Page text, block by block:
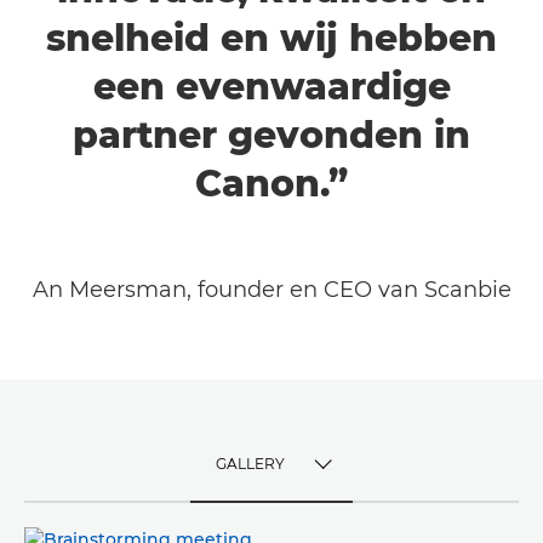
snelheid en wij hebben
een evenwaardige
partner gevonden in
Canon.”
An Meersman, founder en CEO van Scanbie
GALLERY
GALLERY